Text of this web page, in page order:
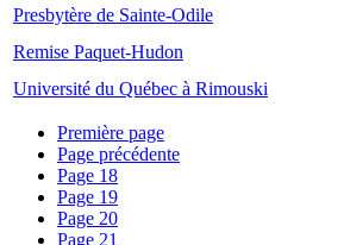
Presbytère de Sainte-Odile
Remise Paquet-Hudon
Université du Québec à Rimouski
Première page
Page précédente
Page 18
Page 19
Page 20
Page 21